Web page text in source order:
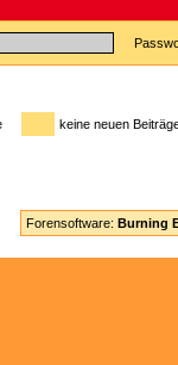
keine neuen
Forensoftware: Burning